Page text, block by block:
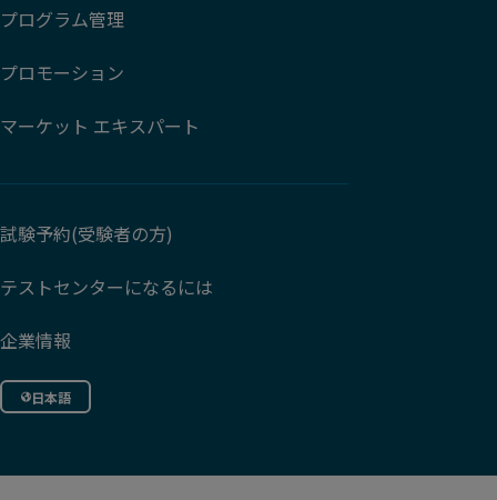
プログラム管理
プロモーション
マーケット エキスパート
試験予約(受験者の方)
テストセンターになるには
企業情報
日本語